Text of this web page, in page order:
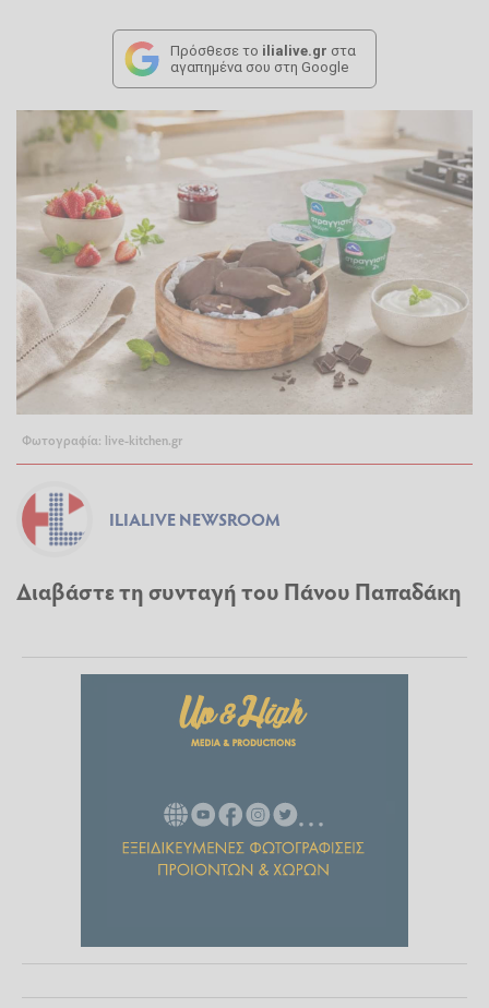
Πρόσθεσε το ilialive.gr στα
αγαπημένα σου στη Google
Φωτογραφία: live-kitchen.gr
ILIALIVE NEWSROOM
Διαβάστε τη συνταγή του Πάνου Παπαδάκη